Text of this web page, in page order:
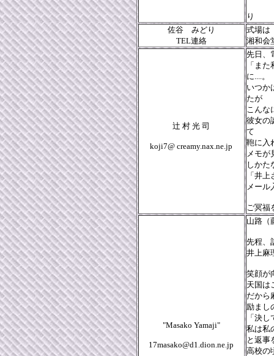
り
佐谷 みどり
TEL連絡
式場は
湘和
辻 村 光 司
koji7@ creamy.nax.ne.jp
先日、
「ま
に....。
いつか
たが
こんな
彼女の
て
鞄に入
メモが
しかた
「井
メール
ご冥福
"Masako Yamaji"
17masako@d1.dion.ne.jp
山路（
先程、
井上麻
笑顔が
天国は
だから
励まし
「決
私は私
と返事
高校の